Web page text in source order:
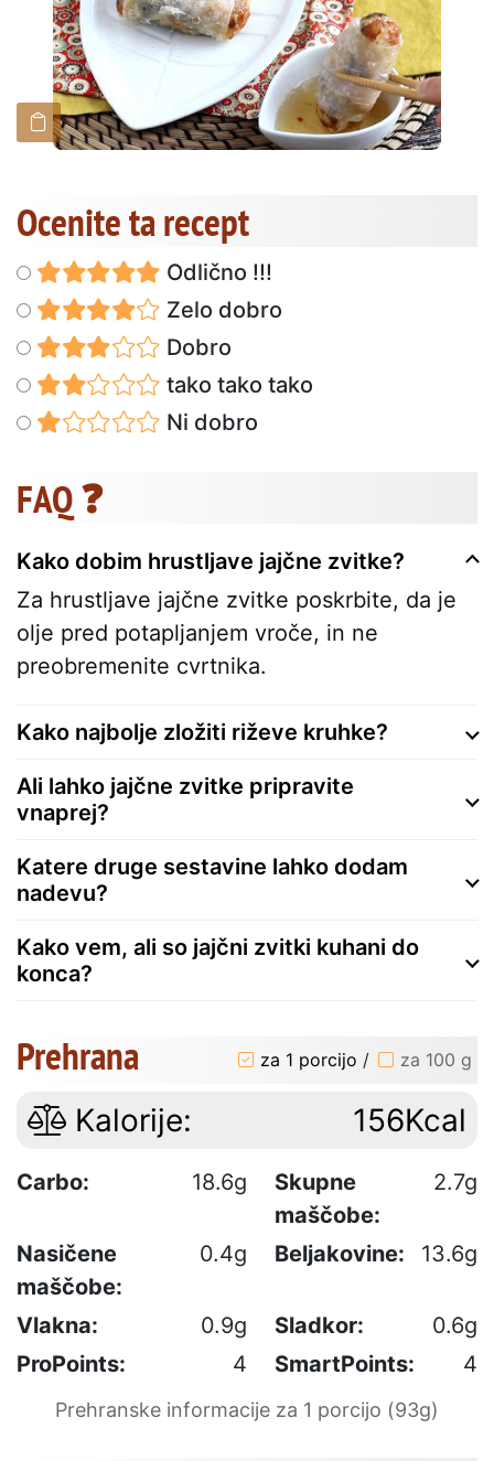
Ocenite ta recept
Odlično !!!
Zelo dobro
Dobro
tako tako tako
Ni dobro
FAQ ❓
Kako dobim hrustljave jajčne zvitke?
Za hrustljave jajčne zvitke poskrbite, da je
olje pred potapljanjem vroče, in ne
preobremenite cvrtnika.
Kako najbolje zložiti riževe kruhke?
Ali lahko jajčne zvitke pripravite
vnaprej?
Katere druge sestavine lahko dodam
nadevu?
Kako vem, ali so jajčni zvitki kuhani do
konca?
Prehrana za 1 porcijo / za 100 g
Kalorije: 156Kcal
Carbo: 18.6g
Skupne
maščobe:
2.7g
Nasičene
maščobe:
0.4g Beljakovine: 13.6g
Vlakna: 0.9g Sladkor:
0.6g
ProPoints:
4 SmartPoints: 4
Prehranske informacije za 1 porcijo (93g)